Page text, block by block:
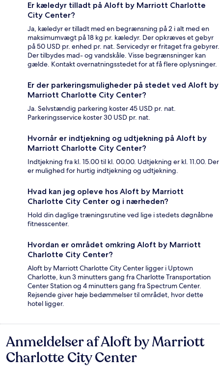
Er kæledyr tilladt på Aloft by Marriott Charlotte
City Center?
Ja, kæledyr er tilladt med en begrænsning på 2 i alt med en
maksimumvægt på 18 kg pr. kæledyr. Der opkræves et gebyr
på 50 USD pr. enhed pr. nat. Servicedyr er fritaget fra gebyrer.
Der tilbydes mad- og vandskåle. Visse begrænsninger kan
gælde. Kontakt overnatningsstedet for at få flere oplysninger.
Er der parkeringsmuligheder på stedet ved Aloft by
Marriott Charlotte City Center?
Ja. Selvstændig parkering koster 45 USD pr. nat.
Parkeringsservice koster 30 USD pr. nat.
Hvornår er indtjekning og udtjekning på Aloft by
Marriott Charlotte City Center?
Indtjekning fra kl. 15.00 til kl. 00.00. Udtjekning er kl. 11.00. Der
er mulighed for hurtig indtjekning og udtjekning.
Hvad kan jeg opleve hos Aloft by Marriott
Charlotte City Center og i nærheden?
Hold din daglige træningsrutine ved lige i stedets døgnåbne
fitnesscenter.
Hvordan er området omkring Aloft by Marriott
Charlotte City Center?
Aloft by Marriott Charlotte City Center ligger i Uptown
Charlotte, kun 3 minutters gang fra Charlotte Transportation
Center Station og 4 minutters gang fra Spectrum Center.
Rejsende giver høje bedømmelser til området, hvor dette
hotel ligger.
Anmeldelser
Anmeldelser af Aloft by Marriott
Charlotte City Center